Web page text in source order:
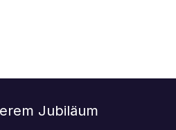
Jubiläum